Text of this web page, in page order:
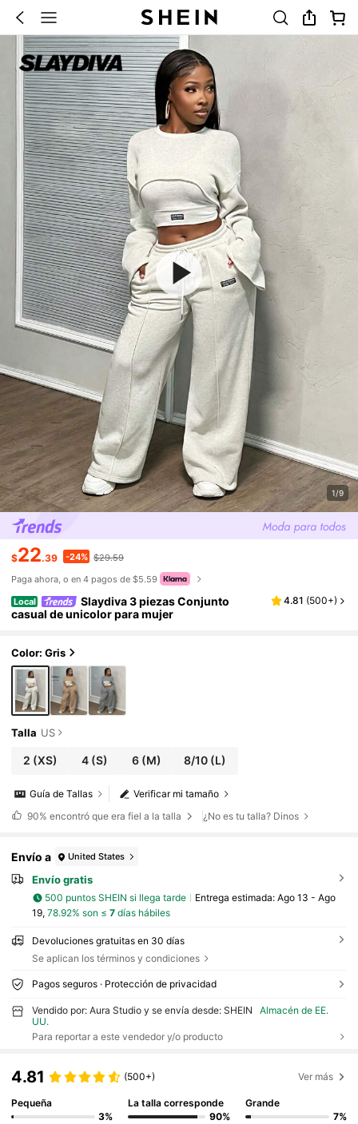
1/9
$22.39 -24% $29.59
Paga ahora, o en 4 pagos de $5.59
Local
Slaydiva 3 piezas Conjunto
casual de unicolor para mujer
4.81 (500+)
Color: Gris
Talla US
2 (XS) 4(S) 6(M) 8/10 (L)
Verificar mi tamaño
Guía de Tallas
90% encontró que era fiel a la talla ¿No es tu talla? Dinos
Envío a United States
Envío gratis
500 puntos SHEIN si llega tarde Entrega estimada: Ago 13 - Ago
19, 78.92% son ≤ 7días hábiles
Devoluciones gratuitas en 30 días
Se aplican los términos y condiciones
Pagos seguros · Protección de privacidad
Vendido por: Aura Studio y se envía desde: SHEIN
Almacén de EE.
UU.
Para reportar a este vendedor y/o producto
4.81 (500+) Ver más
Pequeña
3%
La talla corresponde
90%
Grande
7%